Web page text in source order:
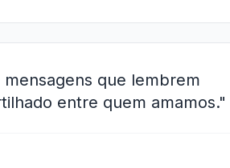
que lembrem
entre quem amamos."